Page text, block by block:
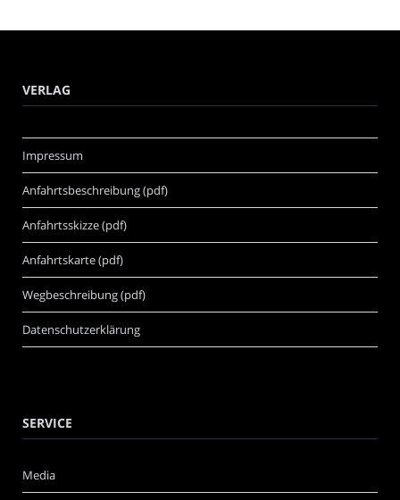
VERLAG
Impressum
Anfahrtsbeschreibung (pdf)
Anfahrtsskizze (pdf)
Anfahrtskarte (pdf)
Wegbeschreibung (pdf)
Datenschutzerklärung
SERVICE
Media